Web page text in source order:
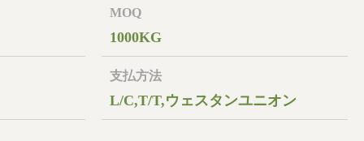
MOQ
1000KG
支払方法
L/C,T/T,ウェスタンユニオン